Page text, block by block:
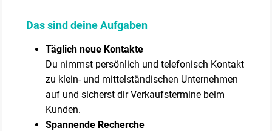
Das sind deine Aufgaben
Täglich neue Kontakte
Du nimmst persönlich und telefonisch Kontakt
zu klein- und mittelständischen Unternehmen
auf und sicherst dir Verkaufstermine beim
Kunden.
Spannende Recherche